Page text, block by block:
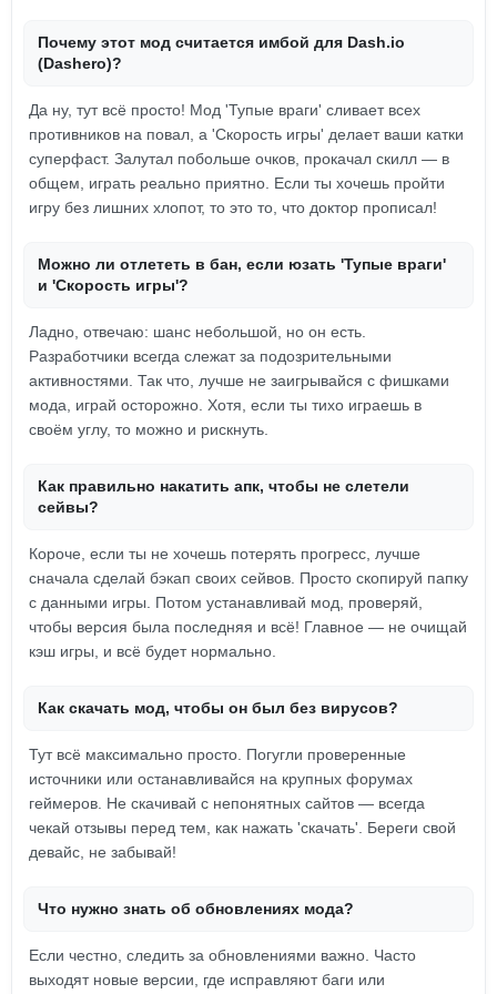
Почему этот мод считается имбой для Dash.io
(Dashero)?
Да ну, тут всё просто! Мод 'Тупые враги' сливает всех
противников на повал, а 'Скорость игры' делает ваши катки
суперфаст. Залутал побольше очков, прокачал скилл — в
общем, играть реально приятно. Если ты хочешь пройти
игру без лишних хлопот, то это то, что доктор прописал!
Можно ли отлететь в бан, если юзать 'Тупые враги'
и 'Скорость игры'?
Ладно, отвечаю: шанс небольшой, но он есть.
Разработчики всегда слежат за подозрительными
активностями. Так что, лучше не заигрывайся с фишками
мода, играй осторожно. Хотя, если ты тихо играешь в
своём углу, то можно и рискнуть.
Как правильно накатить апк, чтобы не слетели
сейвы?
Короче, если ты не хочешь потерять прогресс, лучше
сначала сделай бэкап своих сейвов. Просто скопируй папку
с данными игры. Потом устанавливай мод, проверяй,
чтобы версия была последняя и всё! Главное — не очищай
кэш игры, и всё будет нормально.
Как скачать мод, чтобы он был без вирусов?
Тут всё максимально просто. Погугли проверенные
источники или останавливайся на крупных форумах
геймеров. Не скачивай с непонятных сайтов — всегда
чекай отзывы перед тем, как нажать 'скачать'. Береги свой
девайс, не забывай!
Что нужно знать об обновлениях мода?
Если честно, следить за обновлениями важно. Часто
выходят новые версии, где исправляют баги или